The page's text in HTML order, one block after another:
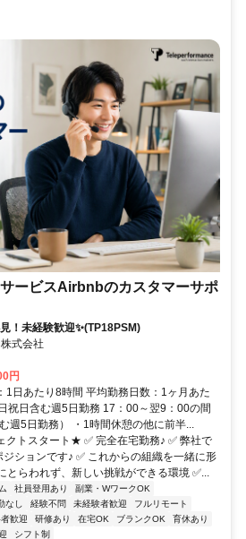
ービスAirbnbのカスタマーサポ
！未経験歓迎✨(TP18PSM)
式会社
円
1日あたり8時間 平均勤務日数：1ヶ月あた
祝日含む週5日勤務 17：00～翌9：00の間
週5日勤務） ・1時間休憩の他に前半...
トスタート★ ✅ 完全在宅勤務♪ ✅ 弊社で
ションです♪ ✅ これからの組織を一緒に形
とらわれず、新しい挑戦ができる環境 ✅...
社員登用あり
副業・WワークOK
なし 経験不問 未経験者歓迎
フルリモート
歓迎 研修あり 在宅OK ブランクOK
育休あり
シフト制